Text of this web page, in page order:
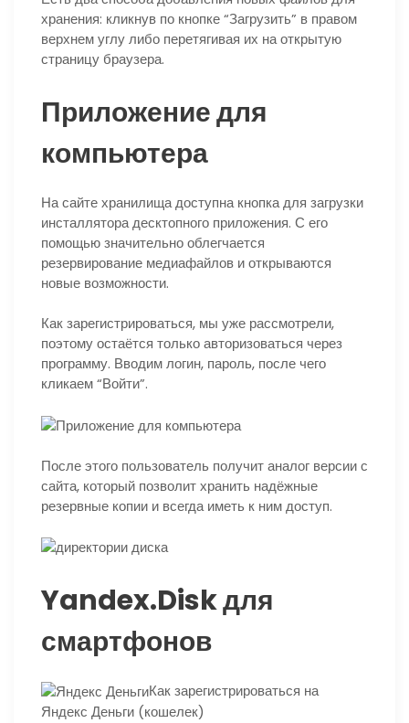
хранения: кликнув по кнопке “Загрузить” в правом
верхнем углу либо перетягивая их на открытую
страницу браузера.
Приложение для
компьютера
На сайте хранилища доступна кнопка для загрузки
инсталлятора десктопного приложения. С его
помощью значительно облегчается
резервирование медиафайлов и открываются
новые возможности.
Как зарегистрироваться, мы уже рассмотрели,
поэтому остаётся только авторизоваться через
программу. Вводим логин, пароль, после чего
кликаем “Войти”.
После этого пользователь получит аналог версии с
сайта, который позволит хранить надёжные
резервные копии и всегда иметь к ним доступ.
Yandex.Disk для
смартфонов
Как зарегистрироваться на
Яндекс Деньги (кошелек)